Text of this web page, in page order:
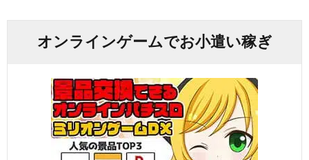
オンラインゲームでお小遣い稼ぎ